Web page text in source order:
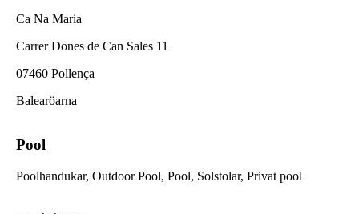
Ca Na Maria
Carrer Dones de Can Sales 11
07460 Pollença
Balearöarna
Pool
Poolhandukar, Outdoor Pool, Pool, Solstolar, Privat pool